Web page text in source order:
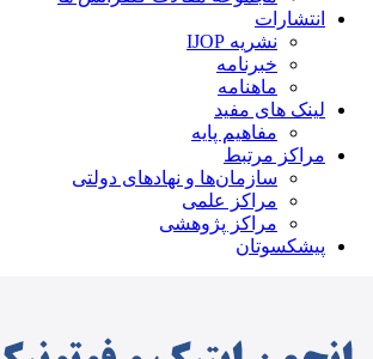
انتشارات
نشریه IJOP
خبرنامه
ماهنامه
لینک های مفید
مفاهیم پایه
مراکز مرتبط
سازمان‌ها و نهادهای دولتی
مراکز علمی
مراکز پژوهشی
پیشکسوتان